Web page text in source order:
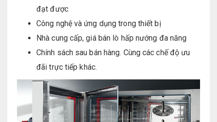
đạt được
Công nghệ và ứng dụng trong thiết bị
Nhà cung cấp, giá bán lò hấp nướng đa năng
Chính sách sau bán hàng. Cùng các chế độ ưu
đãi trực tiếp khác.